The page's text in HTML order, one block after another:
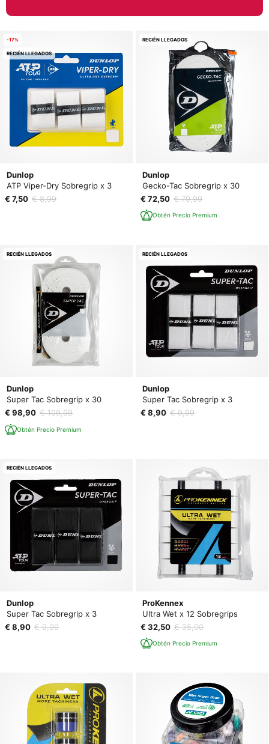
Dunlop
ATP Viper-Dry Sobregrip x 3
€ 7,50 € 8,99
-17%
RECIÉN LLEGADOS
Dunlop
Gecko-Tac Sobregrip x 30
€ 72,50 € 79,99
Obtén Precio Premium
RECIÉN LLEGADOS
Dunlop
Super Tac Sobregrip x 30
€ 98,90 € 109,99
Obtén Precio Premium
RECIÉN LLEGADOS
Dunlop
Super Tac Sobregrip x 3
€ 8,90 € 9,99
RECIÉN LLEGADOS
Dunlop
Super Tac Sobregrip x 3
€ 8,90 € 9,99
RECIÉN LLEGADOS
ProKennex
Ultra Wet x 12 Sobregrips
€ 32,50 € 35,00
Obtén Precio Premium